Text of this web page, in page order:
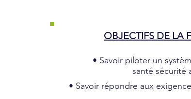
OBJECTIFS DE LA
• Savoir piloter un
santé sécurité
• Savoir répondre aux